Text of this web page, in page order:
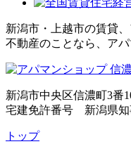
新潟市・上越市の賃貸
不動産のことなら、ア
新潟市中央区信濃町3番
宅建免許番号 新潟県知
トップ